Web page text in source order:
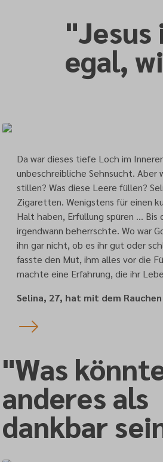
egal,
Da war dieses tiefe Loch im
unbeschreibliche Sehnsucht. Aber
stillen? Was diese Leere füllen?
Zigaretten. Wenigstens für einen
Halt haben, Erfüllung spüren … Bis
irgendwann beherrschte. Wo war
ihn gar nicht, ob es ihr gut oder
fasste den Mut, ihm alles vor die
machte eine Erfahrung, die ihr
Selina, 27, hat mit dem
"Was
anderes als
dankbar